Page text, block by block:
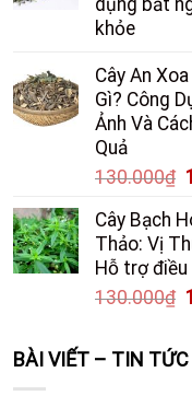
dụng bất
khỏe
Cây An
Gì? Công
Ảnh Và
Quả
130.000₫
Cây Bạch
Thảo: Vị
Hỗ trợ
130.000₫
BÀI VIẾT – TIN TỨC